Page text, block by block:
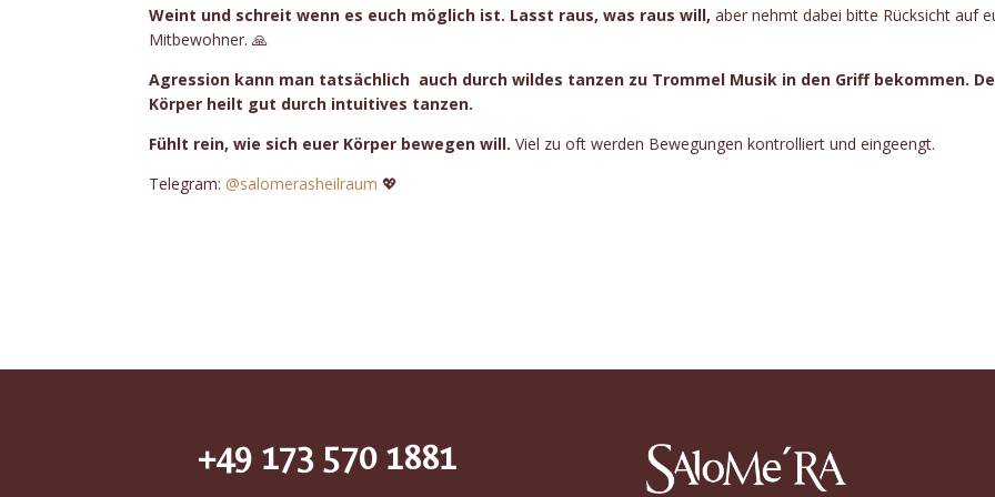
Weint und schreit wenn es euch möglich ist. Lasst raus, was raus will, aber nehmt dabei bitte Rücksicht auf
Mitbewohner. 🙏
Agression kann man tatsächlich auch durch wildes tanzen zu Trommel Musik in den Griff bekommen.
Körper heilt gut durch intuitives tanzen.
Fühlt rein, wie sich euer Körper bewegen will. Viel zu oft werden Bewegungen kontrolliert und eingeengt.
Telegram:@salomerasheilraum 💖
+49 173 570 1881